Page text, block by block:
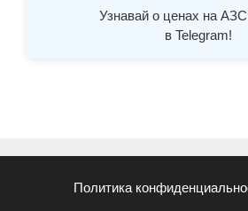
Узнавай о ценах на
в Telegram!
Политика